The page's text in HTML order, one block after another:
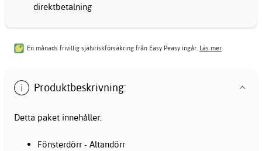
direktbetalning
En månads frivillig självriskförsäkring från Easy Peasy ingår. Läs mer
Produktbeskrivning:
Detta paket innehåller:
Fönsterdörr - Altandörr